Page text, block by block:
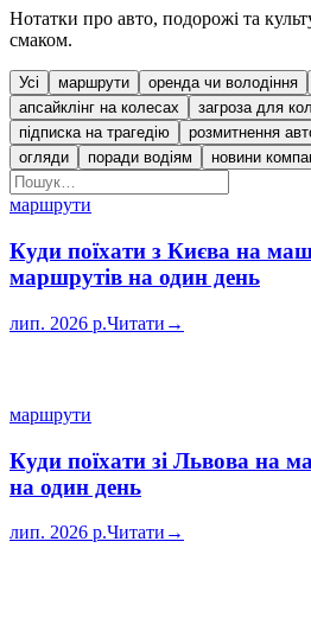
Нотатки про авто, подорожі та
смаком.
Усі маршрути оренда чи володіння
апсайклінг на колесах
загроза для
підписка на трагедію
розмитнення
огляди
поради водіям новини
маршрути
Куди поїхати з Києва на
маршрутів на один день
лип. 2026 р.Читати →
маршрути
Куди поїхати зі Львова на
на один день
лип. 2026 р.Читати →